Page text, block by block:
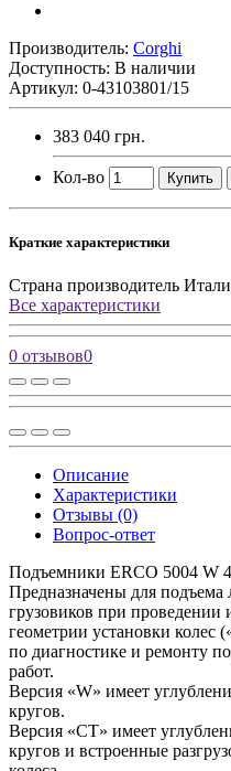
Производитель: Corghi
Доступность: В наличии
Артикул: 0-43103801/15
383 040 грн.
Кол-во Купить
Краткие характеристики
Страна производитель
Все характеристики
0 отзывов0
Описание
Характеристики
Отзывы (0)
Вопрос-ответ
Подъемники ERCO 5004 W
Предназначены для подъема
грузовиков при проведении
геометрии установки колес
по диагностике и ремонту
работ.
Версия «W» имеет
кругов.
Версия «СТ» имеет
кругов и встроенные